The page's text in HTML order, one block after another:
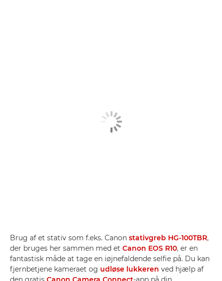
Brug af et stativ som f.eks. Canon stativgreb HG-100TBR,
der bruges her sammen med et Canon EOS R10, er en
fantastisk måde at tage en iøjnefaldende selfie på. Du kan
fjernbetjene kameraet og udløse lukkeren ved hjælp af